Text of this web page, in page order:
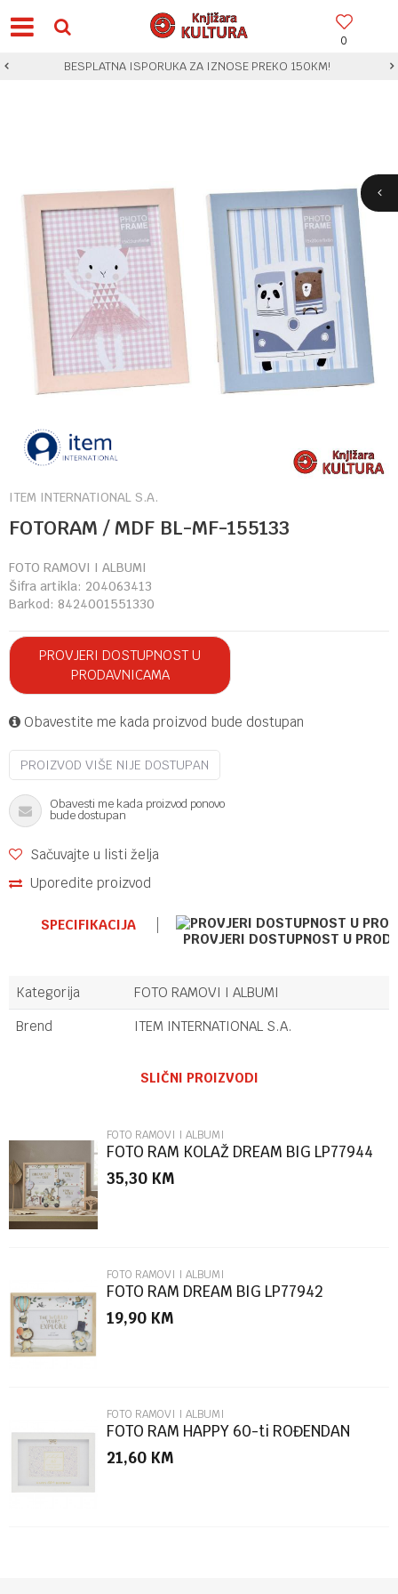
0
BESPLATNA ISPORUKA ZA IZNOSE PREKO 150KM!
ITEM INTERNATIONAL S.A.
FOTORAM / MDF BL-MF-155133
FOTO RAMOVI I ALBUMI
Šifra artikla: 204063413
Barkod: 8424001551330
PROVJERI DOSTUPNOST U
PRODAVNICAMA
Obavestite me kada proizvod bude dostupan
PROIZVOD VIŠE NIJE DOSTUPAN
Obavesti me kada proizvod ponovo
bude dostupan
Sačuvajte u listi želja
Uporedite proizvod
SPECIFIKACIJA
PROVJERI DOSTUPNOST U
Kategorija
FOTO RAMOVI I ALBUMI
Brend
ITEM INTERNATIONAL S.A.
Poruka
POŠALJI
SLIČNI PROIZVODI
FOTO RAMOVI I ALBUMI
FOTO RAM KOLAŽ DREAM BIG LP77944
35,30 KM
FOTO RAMOVI I ALBUMI
FOTO RAM DREAM BIG LP77942
19,90 KM
FOTO RAMOVI I ALBUMI
FOTO RAM HAPPY 60-ti ROĐENDAN
LP76899
21,60 KM